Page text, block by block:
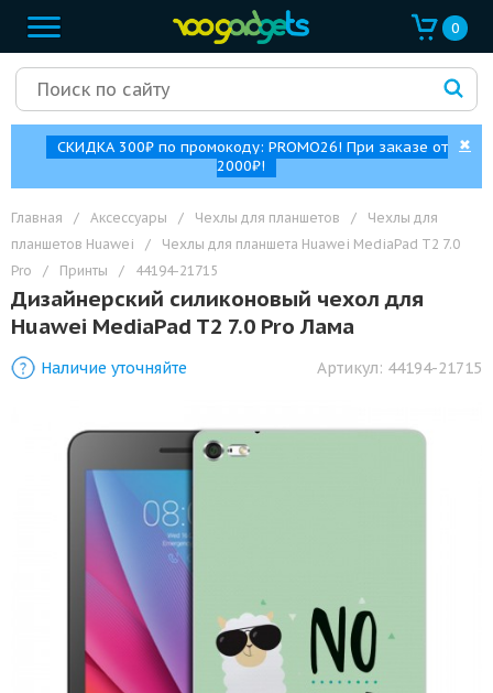
0
СКИДКА 300₽ по промокоду: PROMO26! При заказе от
2000₽!
✖
Главная / Аксессуары / Чехлы для планшетов /
Чехлы для
планшетов Huawei
/
Чехлы для планшета Huawei MediaPad T2 7.0
Pro
/ Принты / 44194-21715
Дизайнерский силиконовый чехол для
Huawei MediaPad T2 7.0 Pro Лама
Наличие уточняйте Артикул: 44194-21715